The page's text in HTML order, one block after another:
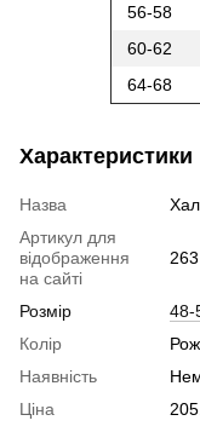
56-58
60-62
64-68
Характеристики
Назва
Артикул для
відображення
на сайті
263
Розмір
48-
Колір
Наявність
Ціна